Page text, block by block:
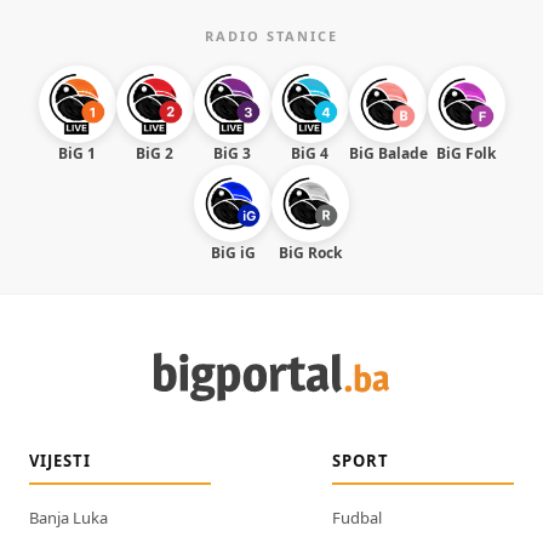
RADIO STANICE
BiG 1 BiG 2 BiG 3 BiG 4 BiG Balade BiG Folk
BiG iG BiG Rock
VIJESTI
Banja Luka
SPORT
Fudbal